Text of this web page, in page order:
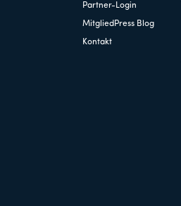
Partner-Login
MitgliedPress Blog
Kontakt